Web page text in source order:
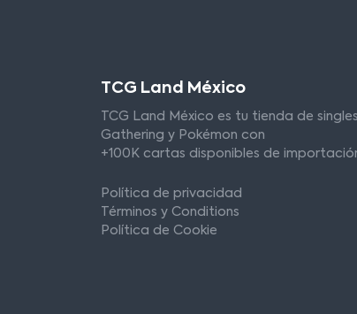
TCG Land México
TCG Land México es tu tienda de
Gathering y Pokémon con
+100K cartas disponibles de
Política de privacidad
Términos y Conditions
Política de Cookie